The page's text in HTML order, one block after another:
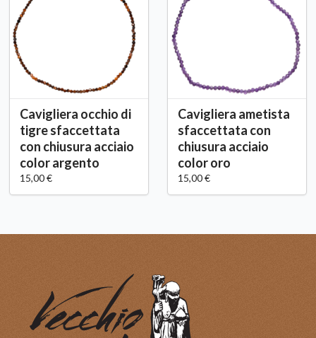
Cavigliera occhio di
tigre sfaccettata
con chiusura acciaio
color argento
15,00 €
Cavigliera ametista
sfaccettata con
chiusura acciaio
color oro
15,00 €